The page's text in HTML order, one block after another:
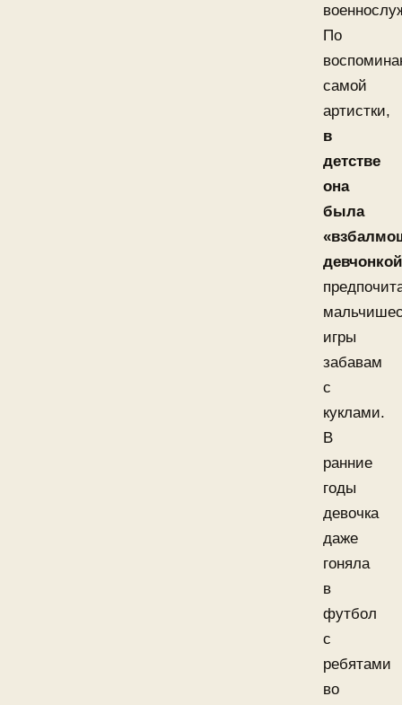
По
самой
артистки,
в
детстве
она
была
игры
забавам
с
куклами.
В
ранние
годы
девочка
даже
гоняла
в
футбол
с
ребятами
во